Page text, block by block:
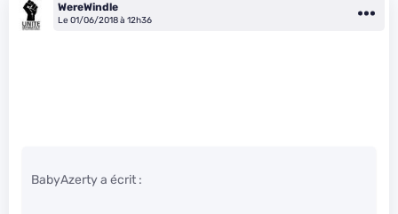
WereWindle
Le 01/06/2018 à 12h36
BabyAzerty a écrit :